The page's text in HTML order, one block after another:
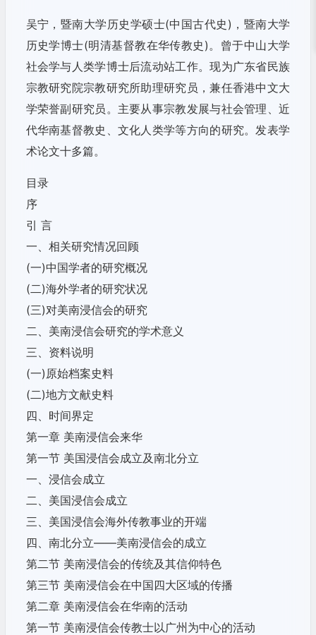
吴宁，暨南大学历史学硕士(中国古代史)，暨南大学
历史学博士(明清基督教在华传教史)。曾于中山大学
社会学与人类学博士后流动站工作。现为广东省民族
宗教研究院宗教研究所助理研究员，兼任香港中文大
学荣誉副研究员。主要从事宗教发展与社会管理、近
代华南基督教史、文化人类学等方向的研究。发表学
术论文十多篇。
目录
序
引 言
一、相关研究情况回顾
(一)中国学者的研究概况
(二)海外学者的研究状况
(三)对美南浸信会的研究
二、美南浸信会研究的学术意义
三、资料说明
(一)原始档案史料
(二)地方文献史料
四、时间界定
第一章 美南浸信会来华
第一节 美国浸信会成立及南北分立
一、浸信会成立
二、美国浸信会成立
三、美国浸信会海外传教事业的开端
四、南北分立——美南浸信会的成立
第二节 美南浸信会的传统及其信仰特色
第三节 美南浸信会在中国四大区域的传播
第二章 美南浸信会在华南的活动
第一节 美南浸信会传教士以广州为中心的活动